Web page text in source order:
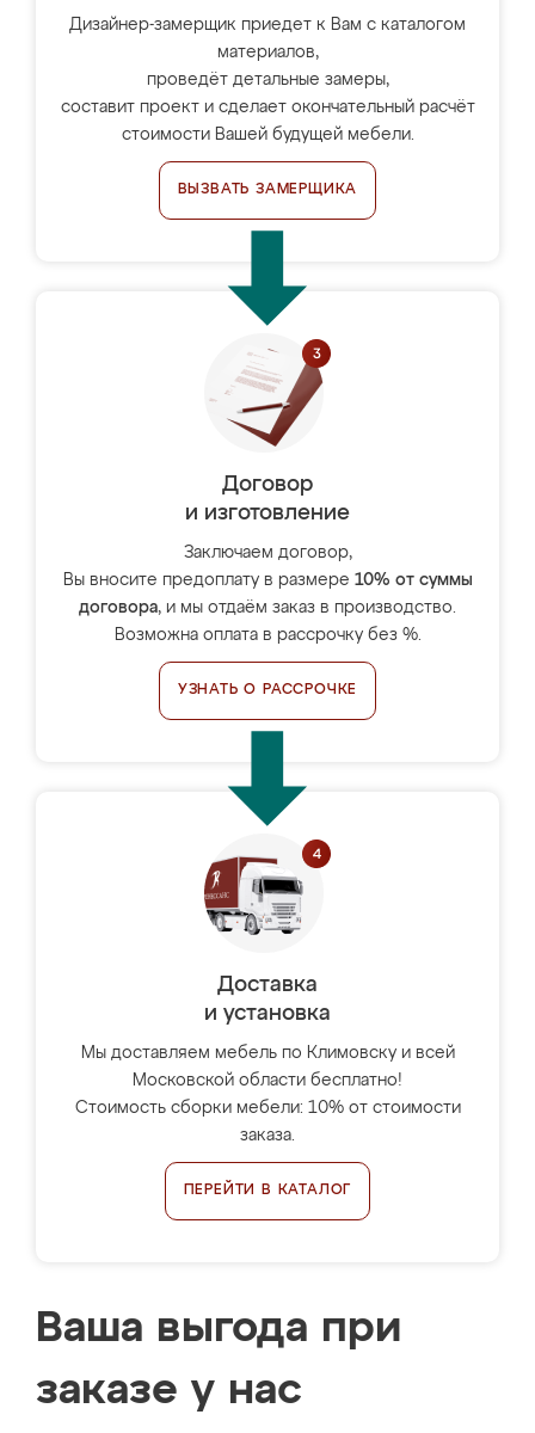
Дизайнер-замерщик приедет к Вам с каталогом
материалов,
проведёт детальные замеры,
составит проект и сделает окончательный расчёт
стоимости Вашей будущей мебели.
ВЫЗВАТЬ ЗАМЕРЩИКА
Договор
и изготовление
Заключаем договор,
Вы вносите предоплату в размере 10% от суммы
договора, и мы отдаём заказ в производство.
Возможна оплата в рассрочку без %.
УЗНАТЬ О РАССРОЧКЕ
Доставка
и установка
Мы доставляем мебель по Климовску и всей
Московской области бесплатно!
Стоимость сборки мебели: 10% от стоимости
заказа.
ПЕРЕЙТИ В КАТАЛОГ
Ваша выгода при
заказе у нас